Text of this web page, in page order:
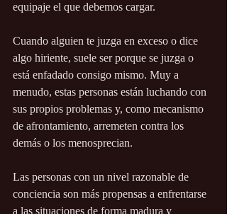
equipaje el que debemos cargar.
Cuando alguien te juzga en exceso o dice
algo hiriente, suele ser porque se juzga o
está enfadado consigo mismo. Muy a
menudo, estas personas están luchando con
sus propios problemas y, como mecanismo
de afrontamiento, arremeten contra los
demás o los menosprecian.
Las personas con un nivel razonable de
conciencia son más propensas a enfrentarse
a las situaciones de forma madura y